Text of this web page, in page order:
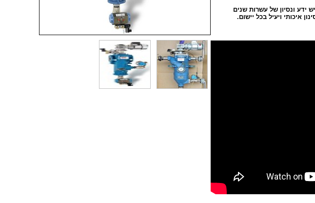
יש ידע ונסיון של עשרות שנים
איכותי ויעיל בכל יישום.